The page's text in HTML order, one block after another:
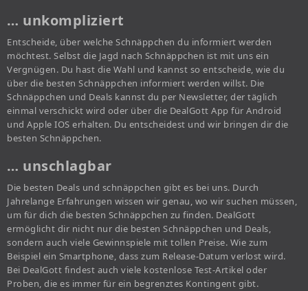
… unkompliziert
Entscheide, über welche Schnäppchen du informiert werden
möchtest. Selbst die Jagd nach Schnäppchen ist mit uns ein
Vergnügen. Du hast die Wahl und kannst so entscheide, wie du
über die besten Schnäppchen informiert werden willst. Die
Schnäppchen und Deals kannst du per Newsletter, der täglich
einmal verschickt wird oder über die DealGott App für Android
und Apple IOS erhalten. Du entscheidest und wir bringen dir die
besten Schnäppchen.
… unschlagbar
Die besten Deals und schnäppchen gibt es bei uns. Durch
Jahrelange Erfahrungen wissen wir genau, wo wir suchen müssen,
um für dich die besten Schnäppchen zu finden. DealGott
ermöglicht dir nicht nur die besten Schnäppchen und Deals,
sondern auch viele Gewinnspiele mit tollen Preise. Wie zum
Beispiel ein Smartphone, dass zum Release-Datum verlost wird.
Bei DealGott findest auch viele kostenlose Test-Artikel oder
Proben, die es immer für ein begrenztes Kontingent gibt.